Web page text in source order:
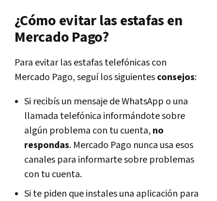
¿Cómo evitar las estafas en
Mercado Pago?
Para evitar las estafas telefónicas con
Mercado Pago, seguí los siguientesconsejos:
Si recibís un mensaje de WhatsApp o una
llamada telefónica informándote sobre
algún problema con tu cuenta, no
respondas. Mercado Pago nunca usa esos
canales para informarte sobre problemas
con tu cuenta.
Si te piden que instales una aplicación para